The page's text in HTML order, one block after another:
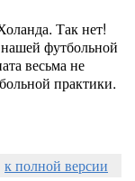
Так нет!
футбольной
весьма не
практики.
к полной версии